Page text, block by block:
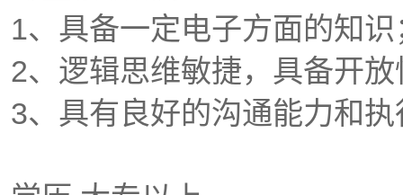
1、具备一定电子方面的知识
2、逻辑思维敏捷，具备开
3、具有良好的沟通能力和